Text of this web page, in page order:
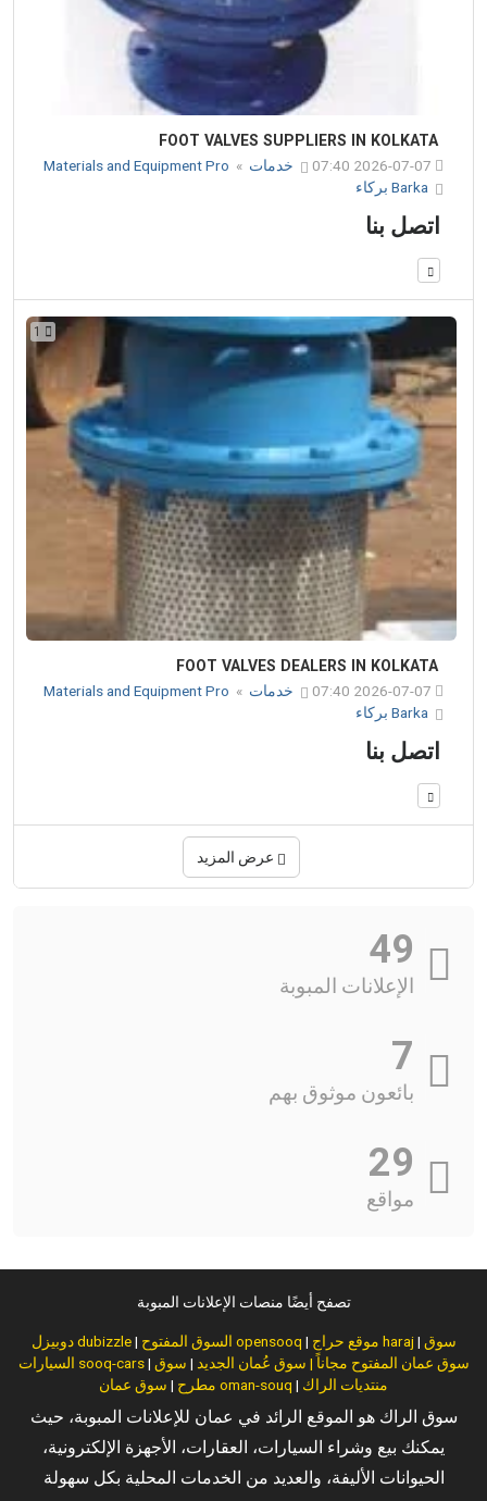
FOOT VALVES SUPPLIERS IN KOLKATA
خدمات »
Materials and Equipment Pro
Barka بركاء
اتصل بنا
FOOT VALVES DEALERS IN KOLKATA
خدمات »
Materials and Equipment Pro
Barka بركاء
اتصل بنا
عرض المزيد
49
الإعلانات المبوبة
7
بائعون موثوق بهم
29
مواقع
تصفح أيضًا منصات الإعلانات المبوبة
دوبيزل dubizzle| السوق المفتوح opensooq | موقع حراج haraj| سوق
السيارات sooq-cars| سوق عمان المفتوح مجاناً | سوق عُمان الجديد | سوق
مطرح | سوق عمان oman-souq | منتديات الراك
سوق الراك هو الموقع الرائد في عمان للإعلانات المبوبة، حيث
يمكنك بيع وشراء السيارات، العقارات، الأجهزة الإلكترونية،
الحيوانات الأليفة، والعديد من الخدمات المحلية بكل سهولة